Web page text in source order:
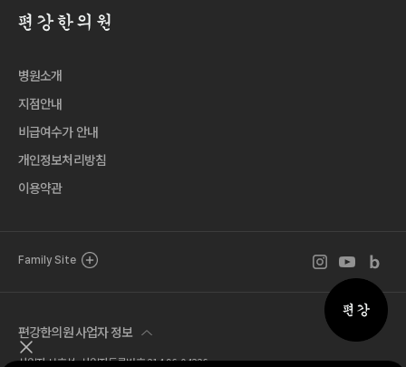
퀵메뉴
퀵메뉴 닫기
병원소개
지점안내
비급여수가 안내
개인정보처리방침
이용약관
Family Site 인스타그램 바로
유튜브 바로
블로그
편강한의원 사업자 정보
사업자 서호석 사업자등록번호 214-96-04326